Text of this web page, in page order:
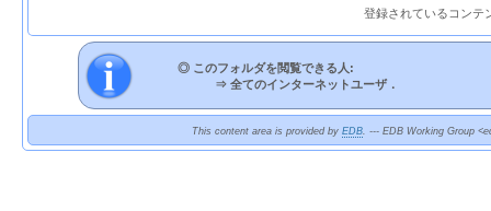
登録されているコンテ
◎ このフォルダを閲覧できる人:
⇒ 全てのインターネットユーザ．
This content area is provided by EDB. --- EDB Working Group